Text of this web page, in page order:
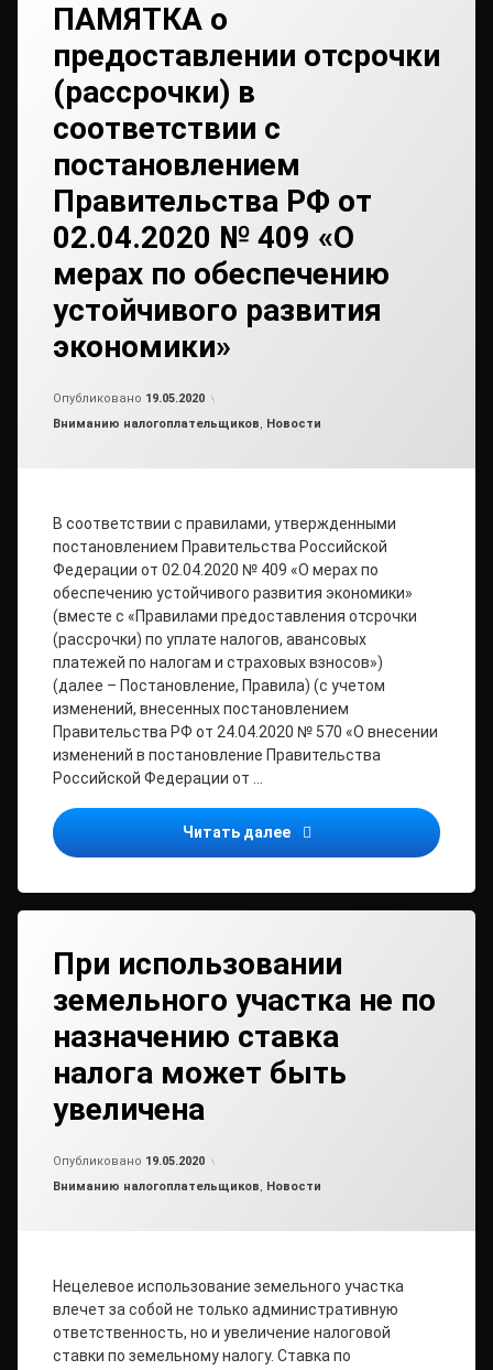
ПАМЯТКА о
предоставлении отсрочки
(рассрочки) в
соответствии с
постановлением
Правительства РФ от
02.04.2020 № 409 «О
мерах по обеспечению
устойчивого развития
экономики»
Опубликовано 19.05.2020
Рубрики:
Вниманию налогоплательщиков, Новости
В соответствии с правилами, утвержденными
постановлением Правительства Российской
Федерации от 02.04.2020 № 409 «О мерах по
обеспечению устойчивого развития экономики»
(вместе с «Правилами предоставления отсрочки
(рассрочки) по уплате налогов, авансовых
платежей по налогам и страховых взносов»)
(далее – Постановление, Правила) (с учетом
изменений, внесенных постановлением
Правительства РФ от 24.04.2020 № 570 «О внесении
изменений в постановление Правительства
Российской Федерации от …
Читать далее ПАМЯТКА о
При использовании
земельного участка не по
назначению ставка
налога может быть
увеличена
Опубликовано 19.05.2020
Рубрики:
Вниманию налогоплательщиков, Новости
Нецелевое использование земельного участка
влечет за собой не только административную
ответственность, но и увеличение налоговой
ставки по земельному налогу. Ставка по